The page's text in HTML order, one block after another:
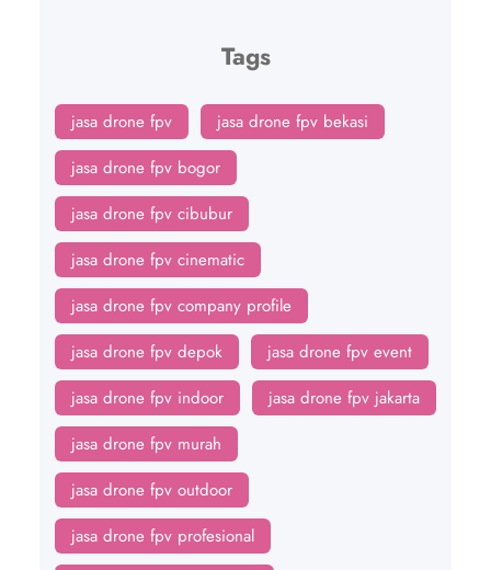
Tags
jasa drone fpv
jasa drone fpv bekasi
jasa drone fpv bogor
jasa drone fpv cibubur
jasa drone fpv cinematic
jasa drone fpv company profile
jasa drone fpv depok
jasa drone fpv event
jasa drone fpv indoor
jasa drone fpv jakarta
jasa drone fpv murah
jasa drone fpv outdoor
jasa drone fpv profesional